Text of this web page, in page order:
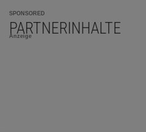
SPONSORED
PARTNERINHALTE
Anzeige